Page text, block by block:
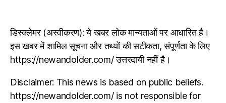
डिस्क्लेमर (अस्वीकरण): ये खबर लोक मान्यताओं पर आधारित है।
इस खबर में शामिल सूचना और तथ्यों की सटीकता, संपूर्णता के लिए
https://newandolder.com/ उत्तरदायी नहीं है।
Disclaimer: This news is based on public beliefs.
https://newandolder.com/ is not responsible for